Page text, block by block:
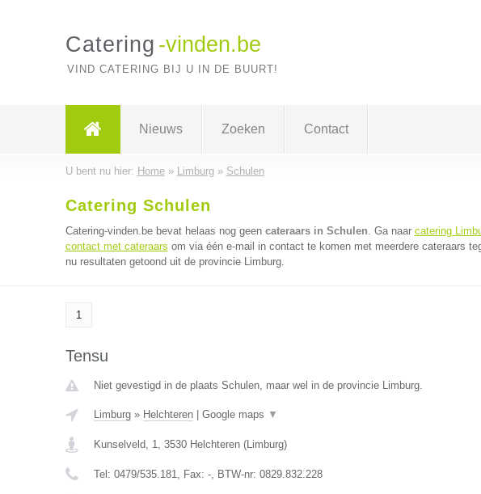
Catering -vinden.be
VIND CATERING BIJ U IN DE BUURT!
Nieuws Zoeken Contact
U bent nu hier: Home» Limburg» Schulen
Catering Schulen
Catering-vinden.be bevat helaas nog geen cateraars in Schulen. Ga naar catering
contact met cateraars om via één e-mail in contact te komen met meerdere cateraars
nu resultaten getoond uit de provincie Limburg.
1
Tensu
Niet gevestigd in de plaats Schulen, maar wel in de provincie Limburg.
Limburg» Helchteren| Google maps ▼
Kunselveld, 1, 3530 Helchteren(Limburg)
Tel: 0479/535.181, Fax: -, BTW-nr: 0829.832.228